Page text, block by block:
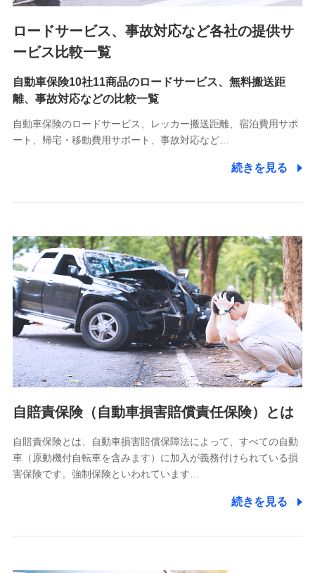
9.お問い合わせ情報
各種お問い合わせに対応するため
10.受託業務の 個人情報
受託業務の遂行およびこれらに準ずる業務の遂行のため
11.マイカー通勤管理クラウド並びに法人向けASPサー
をお送りするため
分析するため
当社の対応品質向上やお問い合わせ内容の正確な把握のため
個人情報保護管理者の職名、連絡先
株式会社ドコモ・インシュアランス 営業部長
〒103-0013 東京都中央区日本橋人形町2-14-10 アーバン
ネット日本橋ビル 3F
株式会社ドコモ・インシュアランス
個人情報の第三者提供について
除き、第三者に提供いたしません。
業務の委託
当社は利用目的の達成に必要な範囲内において個人情報の取
ロードサービス、事故対応など各社の提供サ
ービス比較一覧
自動車保険10社11商品のロードサービス、無料搬送距
離、事故対応などの比較一覧
自動車保険のロードサービス、レッカー搬送距離、宿泊費用サポ
ート、帰宅・移動費用サポート、事故対応など…
続きを見る
自賠責保険（自動車損害賠償責任保険）とは
自賠責保険とは、自動車損害賠償保障法によって、すべての自動
車（原動機付自転車を含みます）に加入が義務付けられている損
害保険です。強制保険といわれています…
続きを見る